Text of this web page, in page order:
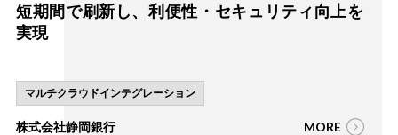
短期間で刷新し、利便性・セキュリティ向上を
実現
マルチクラウドインテグレーション
株式会社静岡銀行 MORE